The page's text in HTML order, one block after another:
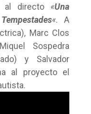
al directo «Una
«. A
Marc Clos
Sospedra
y Salvador
al proyecto el